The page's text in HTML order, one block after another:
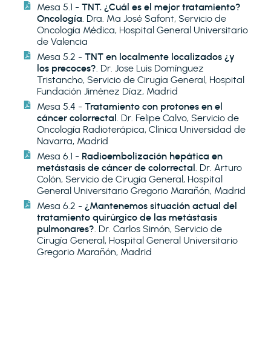
Mesa 5.1 - TNT. ¿Cuál es el mejor tratamiento?
Oncología. Dra. Mª José Safont, Servicio de
Oncología Médica, Hospital General Universitario
de Valencia
Mesa 5.2 - TNT en localmente localizados ¿y
los precoces?. Dr. Jose Luis Domínguez
Tristancho, Servicio de Cirugía General, Hospital
Fundación Jiménez Díaz, Madrid
Mesa 5.4 - Tratamiento con protones en el
cáncer colorrectal. Dr. Felipe Calvo, Servicio de
Oncología Radioterápica, Clínica Universidad de
Navarra, Madrid
Mesa 6.1 - Radioembolización hepática en
metástasis de cáncer de colorrectal. Dr. Arturo
Colón, Servicio de Cirugía General, Hospital
General Universitario Gregorio Marañón, Madrid
Mesa 6.2 - ¿Mantenemos situación actual del
tratamiento quirúrgico de las metástasis
pulmonares?. Dr. Carlos Simón, Servicio de
Cirugía General, Hospital General Universitario
Gregorio Marañón, Madrid